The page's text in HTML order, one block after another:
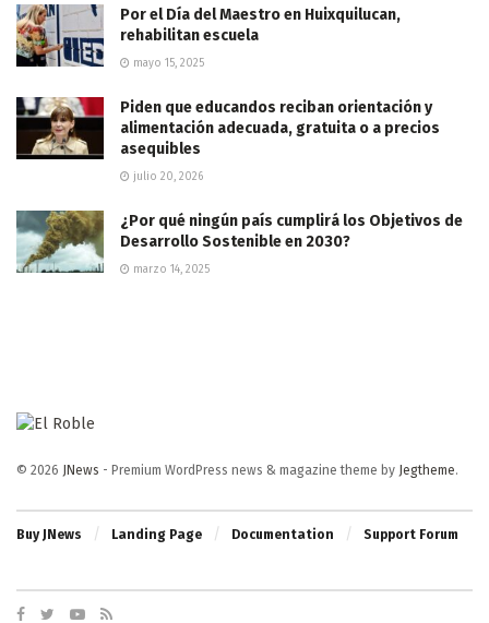
Por el Día del Maestro en Huixquilucan,
rehabilitan escuela
mayo 15, 2025
Piden que educandos reciban orientación y
alimentación adecuada, gratuita o a precios
asequibles
julio 20, 2026
¿Por qué ningún país cumplirá los Objetivos de
Desarrollo Sostenible en 2030?
marzo 14, 2025
© 2026 JNews - Premium WordPress news & magazine theme by Jegtheme.
Buy JNews Landing Page Documentation Support Forum